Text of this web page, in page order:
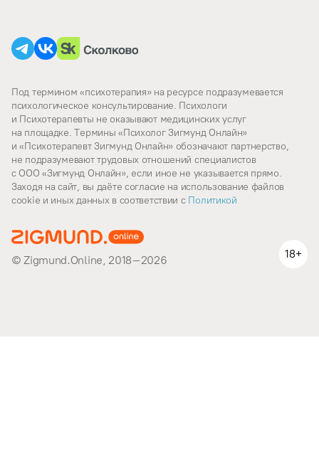
Под термином «психотерапия» на ресурсе подразумевается
психологическое консультирование. Психологи
и Психотерапевты не оказывают медицинских услуг
на площадке. Термины «Психолог Зигмунд Онлайн»
и «Психотерапевт Зигмунд Онлайн» обозначают партнерство,
не подразумевают трудовых отношений специалистов
с ООО «Зигмунд Онлайн», если иное не указывается прямо.
Заходя на сайт, вы даёте согласие на использование файлов
cookie и иных данных в соответствии cПолитикой
© Zigmund.Online, 2018–2026 18+